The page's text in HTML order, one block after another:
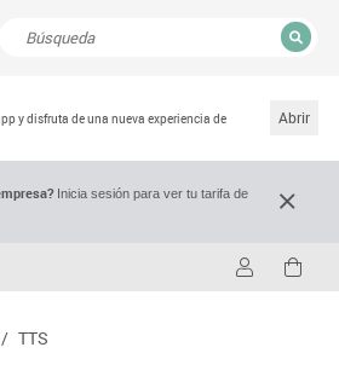
y disfruta de una nueva experiencia de
Abrir
Inicia sesión para ver tu tarifa de
/ TTS